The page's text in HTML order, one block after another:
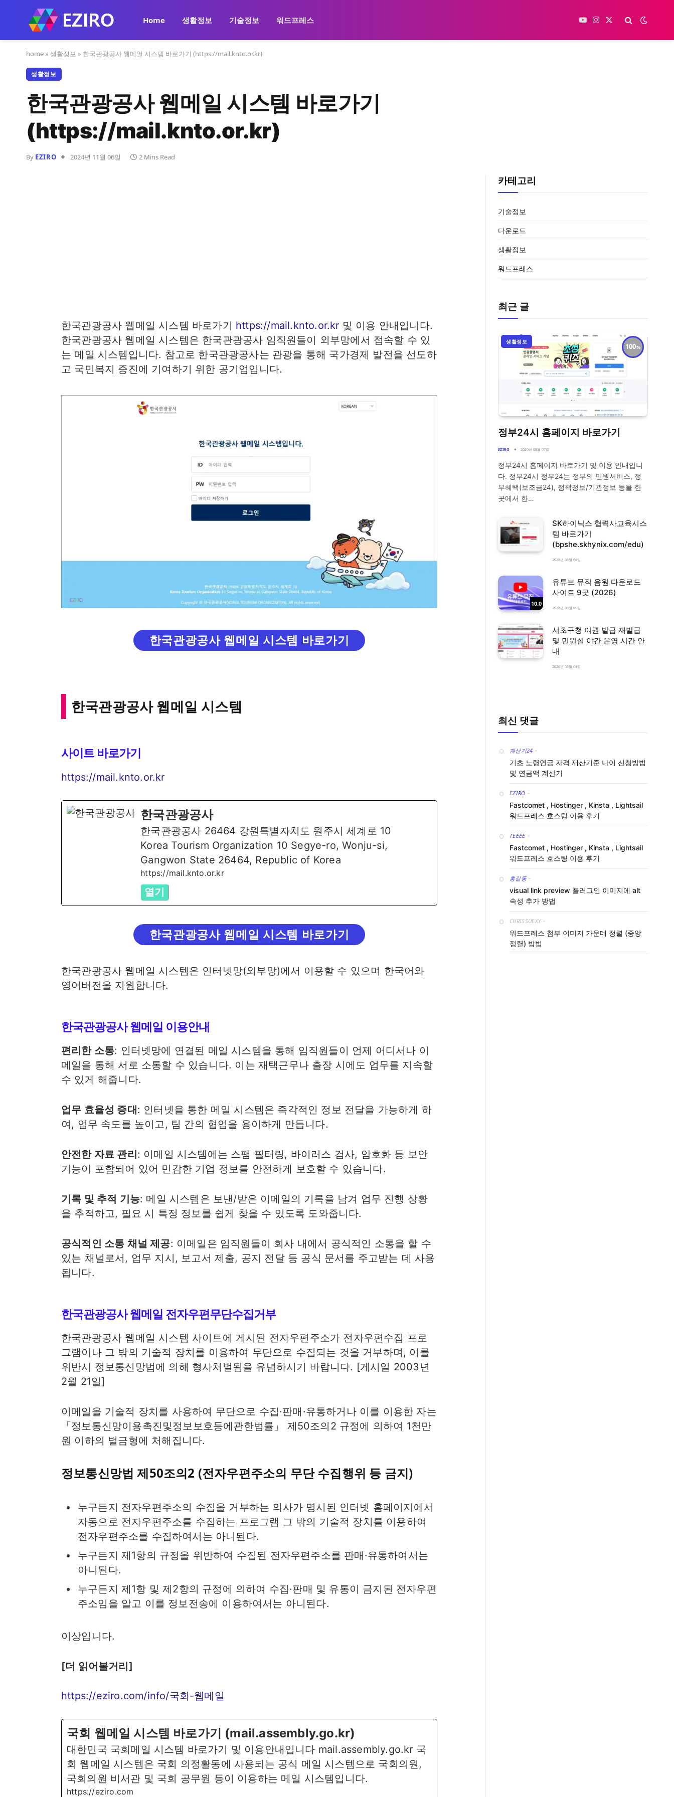
Home 생활정보 기술정보 워드프레스 YouTubeInstagram
X
home » 생활정보 » 한국관광공사 웹메일 시스템 바로가기 (https://mail.knto.or.kr)
생활정보
한국관광공사 웹메일 시스템 바로가기
(https://mail.knto.or.kr)
By EZIRO 2024년 11월 06일 2 Mins Read
한국관광공사 웹메일 시스템 바로가기 https://mail.knto.or.kr 및 이용 안내입니다.
한국관광공사 웹메일 시스템은 한국관광공사 임직원들이 외부망에서 접속할 수 있
는 메일 시스템입니다. 참고로 한국관광공사는 관광을 통해 국가경제 발전을 선도하
고 국민복지 증진에 기여하기 위한 공기업입니다.
한국관광공사 웹메일 시스템 바로가기
한국관광공사 웹메일 시스템
사이트 바로가기
https://mail.knto.or.kr
한국관광공사
한국관광공사 26464 강원특별자치도 원주시 세계로 10
Korea Tourism Organization 10 Segye-ro, Wonju-si,
Gangwon State 26464, Republic of Korea
https://mail.knto.or.kr
열기
한국관광공사 웹메일 시스템 바로가기
한국관광공사 웹메일 시스템은 인터넷망(외부망)에서 이용할 수 있으며 한국어와
영어버전을 지원합니다.
한국관광공사 웹메일 이용안내
편리한 소통: 인터넷망에 연결된 메일 시스템을 통해 임직원들이 언제 어디서나 이
메일을 통해 서로 소통할 수 있습니다. 이는 재택근무나 출장 시에도 업무를 지속할
수 있게 해줍니다.
업무 효율성 증대: 인터넷을 통한 메일 시스템은 즉각적인 정보 전달을 가능하게 하
여, 업무 속도를 높이고, 팀 간의 협업을 용이하게 만듭니다.
안전한 자료 관리: 이메일 시스템에는 스팸 필터링, 바이러스 검사, 암호화 등 보안
기능이 포함되어 있어 민감한 기업 정보를 안전하게 보호할 수 있습니다.
기록 및 추적 기능: 메일 시스템은 보낸/받은 이메일의 기록을 남겨 업무 진행 상황
을 추적하고, 필요 시 특정 정보를 쉽게 찾을 수 있도록 도와줍니다.
공식적인 소통 채널 제공: 이메일은 임직원들이 회사 내에서 공식적인 소통을 할 수
있는 채널로서, 업무 지시, 보고서 제출, 공지 전달 등 공식 문서를 주고받는 데 사용
됩니다.
한국관광공사 웹메일 전자우편무단수집거부
한국관광공사 웹메일 시스템 사이트에 게시된 전자우편주소가 전자우편수집 프로
그램이나 그 밖의 기술적 장치를 이용하여 무단으로 수집되는 것을 거부하며, 이를
위반시 정보통신망법에 의해 형사처벌됨을 유념하시기 바랍니다. [게시일 2003년
2월 21일]
이메일을 기술적 장치를 사용하여 무단으로 수집·판매·유통하거나 이를 이용한 자는
「정보통신망이용촉진및정보보호등에관한법률」 제50조의2 규정에 의하여 1천만
원 이하의 벌금형에 처해집니다.
정보통신망법 제50조의2 (전자우편주소의 무단 수집행위 등 금지)
누구든지 전자우편주소의 수집을 거부하는 의사가 명시된 인터넷 홈페이지에서
자동으로 전자우편주소를 수집하는 프로그램 그 밖의 기술적 장치를 이용하여
전자우편주소를 수집하여서는 아니된다.
누구든지 제1항의 규정을 위반하여 수집된 전자우편주소를 판매·유통하여서는
아니된다.
누구든지 제1항 및 제2항의 규정에 의하여 수집·판매 및 유통이 금지된 전자우편
주소임을 알고 이를 정보전송에 이용하여서는 아니된다.
이상입니다.
[더 읽어볼거리]
https://eziro.com/info/국회-웹메일
국회 웹메일 시스템 바로가기 (mail.assembly.go.kr)
대한민국 국회메일 시스템 바로가기 및 이용안내입니다 mail.assembly.go.kr 국
회 웹메일 시스템은 국회 의정활동에 사용되는 공식 메일 시스템으로 국회의원,
국회의원 비서관 및 국회 공무원 등이 이용하는 메일 시스템입니다.
https://eziro.com
카테고리
기술정보
다운로드
생활정보
워드프레스
최근 글
100
생활정보
정부24시 홈페이지 바로가기
EZIRO 2026년 08월 07일
정부24시 홈페이지 바로가기 및 이용 안내입니
다. 정부24시 정부24는 정부의 민원서비스, 정
부혜택(보조금24), 정책정보/기관정보 등을 한
곳에서 한…
SK하이닉스 협력사교육시스
템 바로가기
(bpshe.skhynix.com/edu)
2026년 08월 06일
10.0
유튜브 뮤직 음원 다운로드
사이트 9곳 (2026)
2026년 08월 05일
서초구청 여권 발급 재발급
및 민원실 야간 운영 시간 안
내
2026년 08월 04일
최신 댓글
계산기24 -
기초 노령연금 자격 재산기준 나이 신청방법
및 연금액 계산기
EZIRO -
Fastcomet , Hostinger , Kinsta , Lightsail
워드프레스 호스팅 이용 후기
TEEEE -
Fastcomet , Hostinger , Kinsta , Lightsail
워드프레스 호스팅 이용 후기
홍길동 -
visual link preview 플러그인 이미지에 alt
속성 추가 방법
CHRISSUEXY -
워드프레스 첨부 이미지 가운데 정렬 (중앙
정렬) 방법